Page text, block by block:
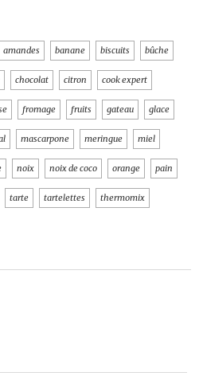
amandes banane biscuits bûche
chocolat citron cook expert
fromage fruits gateau glace
mascarpone meringue miel
noix noix de coco orange pain
tarte tartelettes thermomix